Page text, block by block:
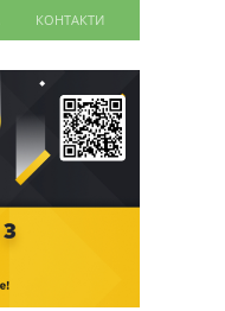
КОНТАКТИ